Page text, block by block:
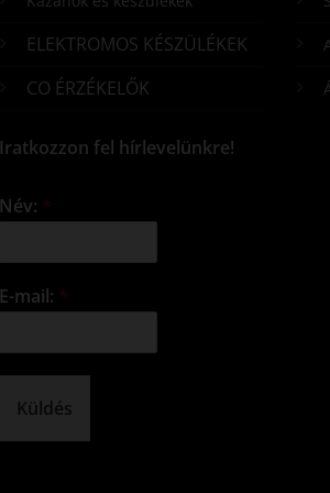
ELEKTROMOS KÉSZÜLÉKEK
CO ÉRZÉKELŐK
Iratkozzon fel hírlevelünkre!
Név: *
E-mail: *
Küldés